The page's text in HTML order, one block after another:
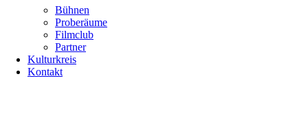
Bühnen
Proberäume
Filmclub
Partner
Kulturkreis
Kontakt